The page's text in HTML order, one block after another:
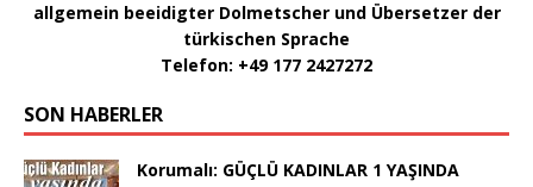
allgemein beeidigter Dolmetscher und Übersetzer der
türkischen Sprache
Telefon: +49 177 2427272
SON HABERLER
Korumalı: GÜÇLÜ KADINLAR 1 YAŞINDA